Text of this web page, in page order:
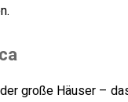
große Häuser –